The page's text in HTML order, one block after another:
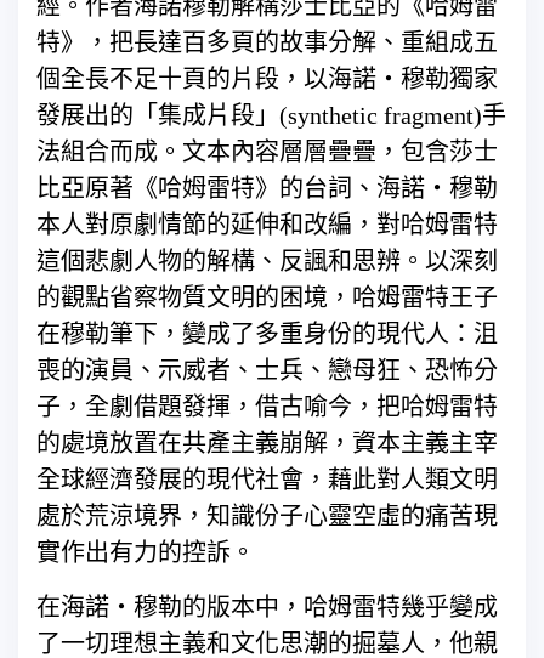
經。作者海諾穆勒解構莎士比亞的《哈姆雷
特》，把長達百多頁的故事分解、重組成五
個全長不足十頁的片段，以海諾‧穆勒獨家
發展出的「集成片段」(synthetic fragment)手
法組合而成。文本內容層層疊疊，包含莎士
比亞原著《哈姆雷特》的台詞、海諾‧穆勒
本人對原劇情節的延伸和改編，對哈姆雷特
這個悲劇人物的解構、反諷和思辨。以深刻
的觀點省察物質文明的困境，哈姆雷特王子
在穆勒筆下，變成了多重身份的現代人：沮
喪的演員、示威者、士兵、戀母狂、恐怖分
子，全劇借題發揮，借古喻今，把哈姆雷特
的處境放置在共產主義崩解，資本主義主宰
全球經濟發展的現代社會，藉此對人類文明
處於荒涼境界，知識份子心靈空虛的痛苦現
實作出有力的控訴。
在海諾‧穆勒的版本中，哈姆雷特幾乎變成
了一切理想主義和文化思潮的掘墓人，他親